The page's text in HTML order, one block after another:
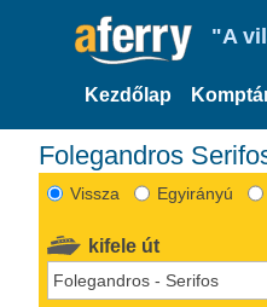
"A
Kezdőlap
Folegandros
Vissza Egyirányú
kifele út